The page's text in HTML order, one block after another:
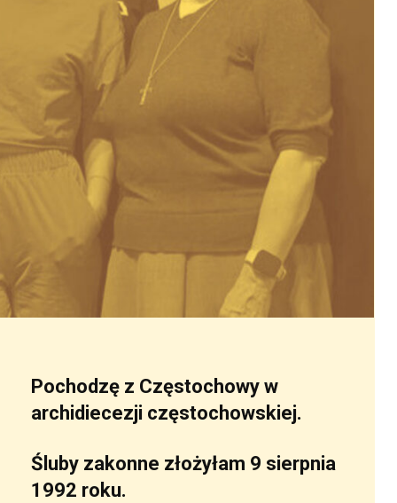
Pochodzę z Częstochowy w
archidiecezji częstochowskiej.
Śluby zakonne złożyłam 9 sierpnia
1992 roku.